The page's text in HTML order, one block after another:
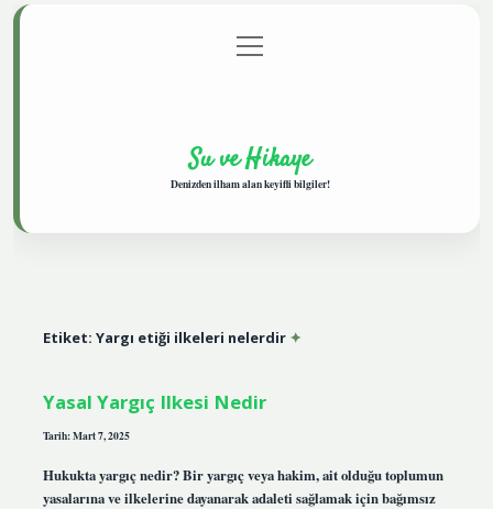
Gizlilik Politikası
menüyü
aç
Su ve Hikaye
Denizden ilham alan keyifli bilgiler!
Etiket: Yargı etiği ilkeleri nelerdir
Yasal Yargıç Ilkesi Nedir
Tarih: Mart 7, 2025
Hukukta yargıç nedir? Bir yargıç veya hakim, ait olduğu toplumun
yasalarına ve ilkelerine dayanarak adaleti sağlamak için bağımsız